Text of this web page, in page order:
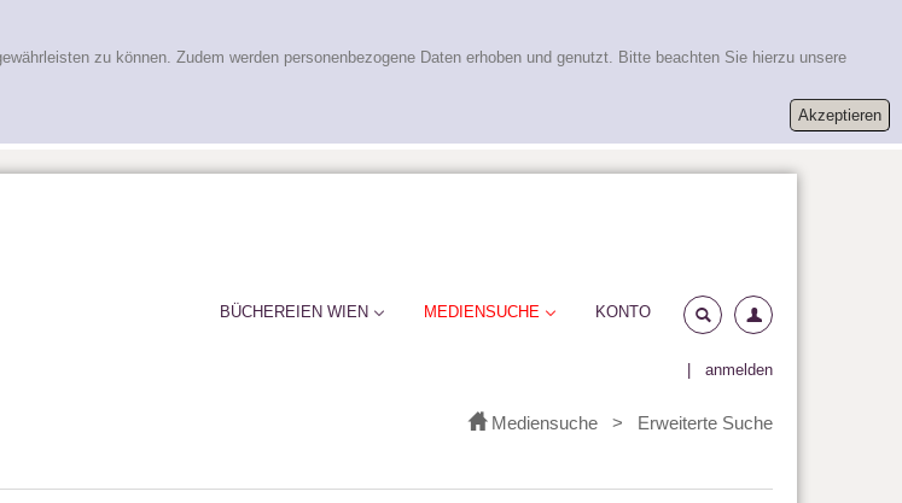
zu können. Zudem werden personenbezogene Daten erhoben und genutzt. Bitte beachten Sie hierzu unsere
anmelden
BÜCHEREIEN WIEN MEDIENSUCHE KONTO
Mediensuche > Erweiterte Suche